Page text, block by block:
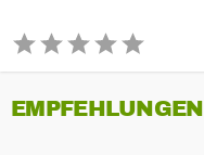
EMPFEHLUNGEN